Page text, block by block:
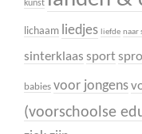
kunst
lichaam liedjes liefde naar
sinterklaas sport
babies voor jongens
(voorschoolse